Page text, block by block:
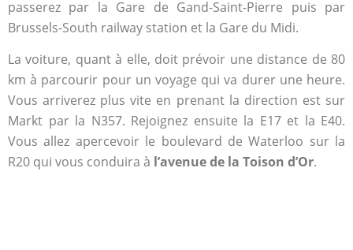
passerez par la Gare de Gand-Saint-Pierre puis par
Brussels-South railway station et la Gare du Midi.
La voiture, quant à elle, doit prévoir une distance de 80
km à parcourir pour un voyage qui va durer une heure.
Vous arriverez plus vite en prenant la direction est sur
Markt par la N357. Rejoignez ensuite la E17 et la E40.
Vous allez apercevoir le boulevard de Waterloo sur la
R20 qui vous conduira à l’avenue de la Toison d’Or.